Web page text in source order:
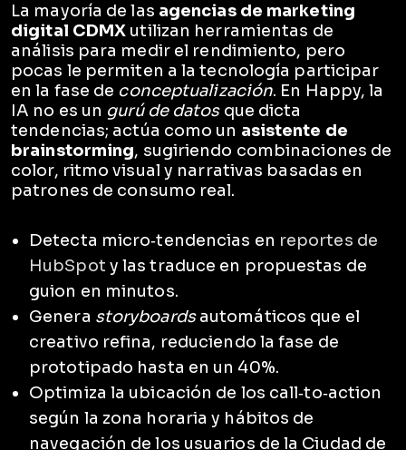
La mayoría de las agencias de marketing
digital CDMX utilizan herramientas de
análisis para medir el rendimiento, pero
pocas le permiten a la tecnología participar
en la fase de conceptualización. En Happy, la
IA no es un gurú de datosque dicta
tendencias; actúa como un asistente de
brainstorming, sugiriendo combinaciones de
color, ritmo visual y narrativas basadas en
patrones de consumo real.
Detecta micro‑tendencias en reportes de
HubSpot y las traduce en propuestas de
guion en minutos.
Genera storyboardsautomáticos que el
creativo refina, reduciendo la fase de
prototipado hasta en un 40%.
Optimiza la ubicación de los call‑to‑action
según la zona horaria y hábitos de
navegación de los usuarios de la Ciudad de